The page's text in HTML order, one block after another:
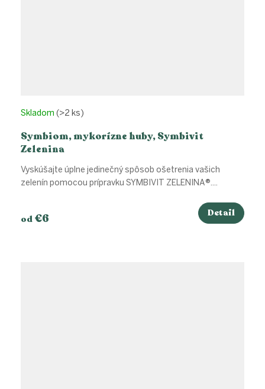
Symbiom, mykorízne huby, Symbivit
Zelenina
Skladom (>2 ks)
od €6 Detail
Vyskúšajte úplne jedinečný spôsob ošetrenia vašich
zelenín pomocou prípravku SYMBIVIT ZELENINA®....